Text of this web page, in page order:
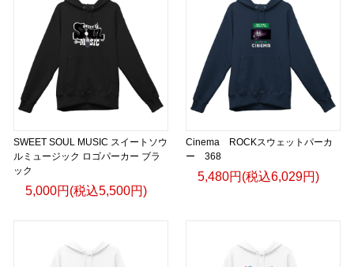
SWEET SOUL MUSIC スイートソウ
ルミュージック ロゴパーカー ブラ
ック
5,000円(税込5,500円)
Cinema ROCKスウェットパーカ
ー 368
5,480円(税込6,029円)